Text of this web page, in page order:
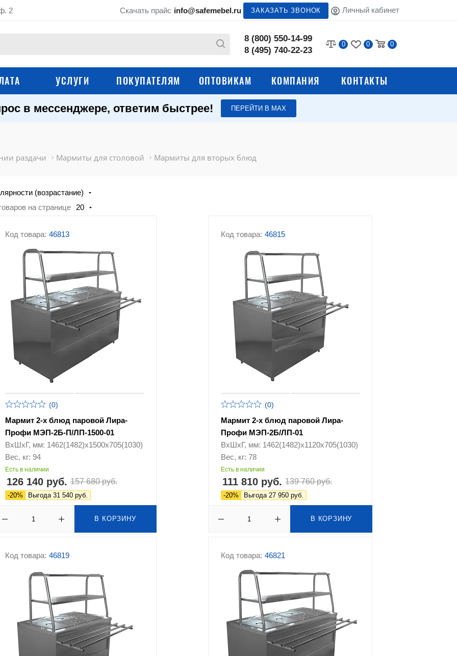
2 Скачать прайс info@safemebel.ru ЗАКАЗАТЬ ЗВОНОК Личный кабинет
8 (800) 550-14-99
8 (495) 740-22-23
0 0 0
Моечные ванны
Технологические
Подтоварники и
подставки
Гастроемкости и противни
Оборудование для
фастфуда
Урны для фудкорта
Посудомоечные машины Барное оборудование
Линии раздачи Тепловое оборудование
Хлебопекарное и
кондитерское
оборудование
Холодильное
оборудование
кухонного оборудования
УСЛУГИ ПОКУПАТЕЛЯМ ОПТОВИКАМ КОМПАНИЯ КОНТАКТЫ
в мессенджере, ответим быстрее! ПЕРЕЙТИ В МАХ
раздачи Мармиты для столовой Мармиты для вторых блюд
(возрастание)
на странице 20
Код товара: 46813
(0)
Мармит 2-х блюд паровой Лира-
Профи МЭП-2Б-П/ЛП-1500-01
ВхШхГ, мм: 1462(1482)х1500х705(1030)
Вес, кг: 94
Есть в наличии
126 140 руб. 157 680 руб.
-20% Выгода 31 540 руб.
В КОРЗИНУ
Код товара: 46815
(0)
Мармит 2-х блюд паровой Лира-
Профи МЭП-2Б/ЛП-01
ВхШхГ, мм: 1462(1482)х1120х705(1030)
Вес, кг: 78
Есть в наличии
111 810 руб. 139 760 руб.
-20% Выгода 27 950 руб.
В КОРЗИНУ
Код товара: 46819 Код товара: 46821